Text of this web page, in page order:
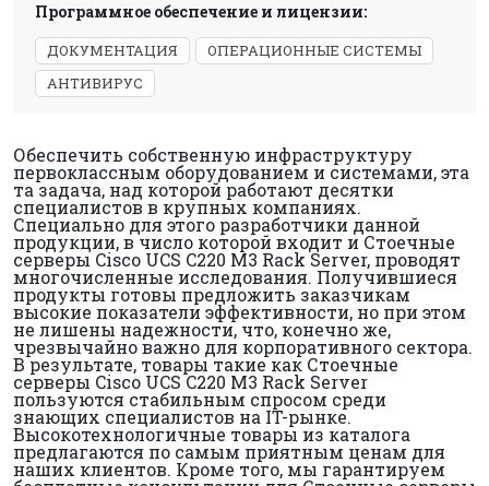
Программное обеспечение и лицензии:
ДОКУМЕНТАЦИЯ
ОПЕРАЦИОННЫЕ СИСТЕМЫ
АНТИВИРУС
Обеспечить собственную инфраструктуру
первоклассным оборудованием и системами, эта
та задача, над которой работают десятки
специалистов в крупных компаниях.
Специально для этого разработчики данной
продукции, в число которой входит и Стоечные
серверы Cisco UCS C220 M3 Rack Server, проводят
многочисленные исследования. Получившиеся
продукты готовы предложить заказчикам
высокие показатели эффективности, но при этом
не лишены надежности, что, конечно же,
чрезвычайно важно для корпоративного сектора.
В результате, товары такие как Стоечные
серверы Cisco UCS C220 M3 Rack Server
пользуются стабильным спросом среди
знающих специалистов на IT-рынке.
Высокотехнологичные товары из каталога
предлагаются по самым приятным ценам для
наших клиентов. Кроме того, мы гарантируем